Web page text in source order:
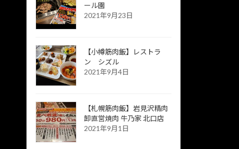
ール園
2021年9月23日
【小樽筋肉飯】レストラ
ン シズル
2021年9月4日
【札幌筋肉飯】岩見沢精肉
卸直営焼肉 牛乃家 北口店
2021年9月1日